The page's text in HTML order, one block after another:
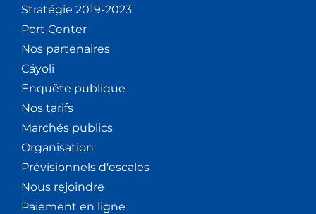
Stratégie 2019-2023
Port Center
Nos partenaires
Cáyoli
Enquête publique
Nos tarifs
Marchés publics
Organisation
Prévisionnels d'escales
Nous rejoindre
Paiement en ligne